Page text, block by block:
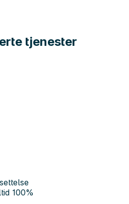
tjenester
100%